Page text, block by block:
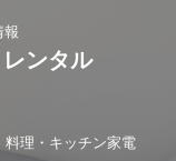
報
ンタル
料理・キッチン家電